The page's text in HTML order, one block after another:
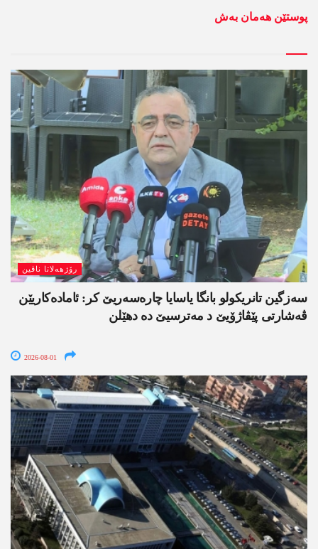
پوستێن ھەمان بەش
رۆژھەلاتا ناڤین
سەزگین تانریکولو بانگا یاسایا چارەسەریێ کر: ئامادەکاریێن
ڤەشارتی پێڤاژۆیێ د مەترسیێ دە دھێلن
2026-08-01